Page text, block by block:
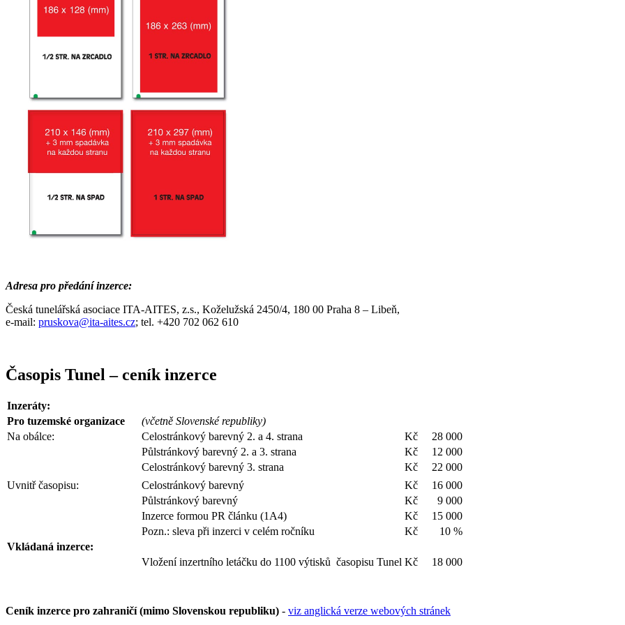
Adresa pro předání inzerce:
Česká tunelářská asociace ITA-AITES, z.s., Koželužská 2450/4, 180 00 Praha 8 – Libeň,
e-mail: pruskova@ita-aites.cz; tel. +420 702 062 610
Časopis Tunel – ceník inzerce
Inzeráty:
Pro tuzemské organizace
(včetně Slovenské republiky)
Na obálce:
Celostránkový barevný 2. a 4. strana Kč
28 000
Půlstránkový barevný 2. a 3. strana
Kč
12 000
Celostránkový barevný 3. strana
Kč
22 000
Uvnitř časopisu:
Celostránkový barevný Kč
16 000
Půlstránkový barevný
Kč
9 000
Inzerce formou PR článku (1A4)
Kč
15 000
Pozn.: sleva při inzerci v celém ročníku
Kč
10 %
Vkládaná inzerce:
Vložení inzertního letáčku do 1100 výtisků časopisu Tunel Kč 18 000
Ceník inzerce pro zahraničí (mimo Slovenskou republiku) - viz anglická verze webových stránek